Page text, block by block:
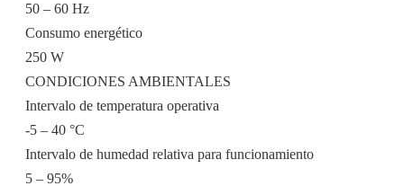
50 – 60 Hz
Consumo energético
250 W
CONDICIONES AMBIENTALES
Intervalo de temperatura operativa
-5 – 40 °C
Intervalo de humedad relativa para funcionamiento
5 – 95%